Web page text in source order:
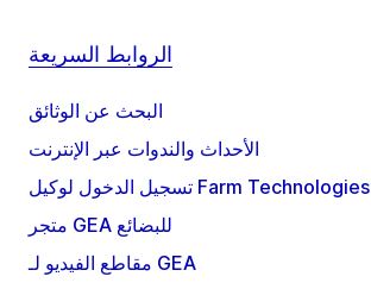
الروابط السريعة
البحث عن الوثائق
الأحداث والندوات عبر الإنترنت
تسجيل الدخول لوكيل Farm Technologies
متجر GEA للبضائع
مقاطع الفيديو لـ GEA